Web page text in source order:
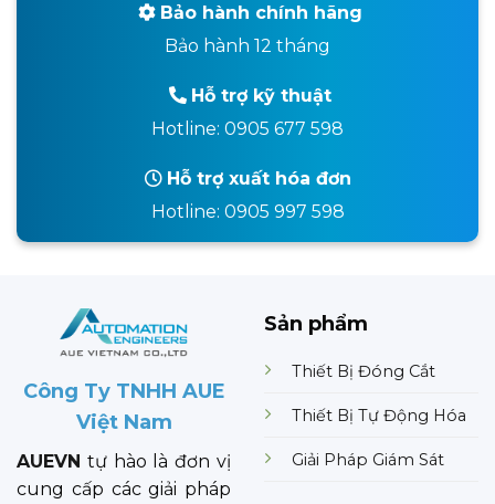
Bảo hành chính hãng
Bảo hành 12 tháng
Hỗ trợ kỹ thuật
Hotline: 0905 677 598
Hỗ trợ xuất hóa đơn
Hotline: 0905 997 598
Công Ty TNHH AUE
Việt Nam
AUEVN tự hào là đơn vị
cung cấp các giải pháp
Sản phẩm
Thiết Bị Đóng Cắt
Thiết Bị Tự Động Hóa
Giải Pháp Giám Sát